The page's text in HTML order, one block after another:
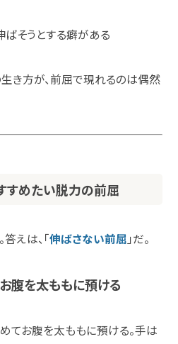
ばそうとする癖がある
き方が、前屈で現れるのは偶然
すめたい脱力の前屈
えは、「伸ばさない前屈 」だ。
腹を太ももに預ける
てお腹を太ももに預ける。手は